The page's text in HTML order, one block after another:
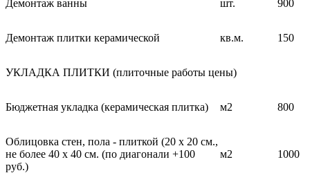
Демонтаж ванны шт. 900
Демонтаж плитки керамической кв.м. 150
УКЛАДКА ПЛИТКИ (плиточные работы цены)
Бюджетная укладка (керамическая плитка) м2 800
Облицовка стен, пола - плиткой (20 х 20 см.,
не более 40 х 40 см. (по диагонали +100
руб.)
м2 1000